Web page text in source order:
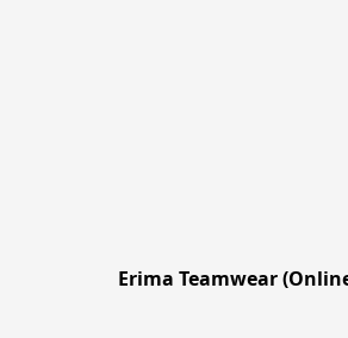
Erima Teamwear